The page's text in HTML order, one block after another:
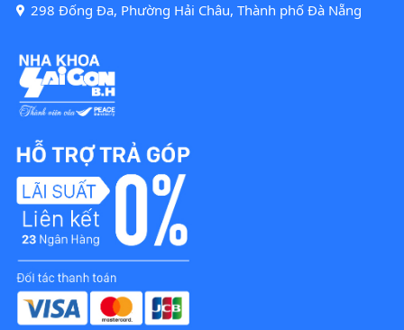
298 Đống Đa, Phường Hải Châu, Thành phố Đà Nẵng